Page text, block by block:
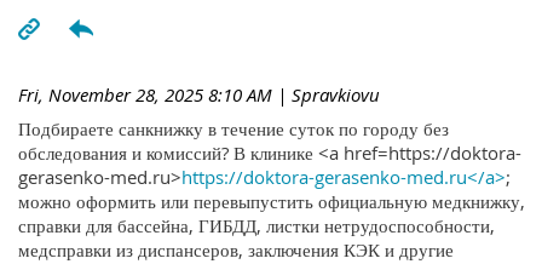
Fri, November 28, 2025 8:10 AM | Spravkiovu
Подбираете санкнижку в течение суток по городу без
обследования и комиссий? В клинике <a href=https://doktora-
gerasenko-med.ru>https://doktora-gerasenko-med.ru</a>;
можно оформить или перевыпустить официальную медкнижку,
справки для бассейна, ГИБДД, листки нетрудоспособности,
медсправки из диспансеров, заключения КЭК и другие